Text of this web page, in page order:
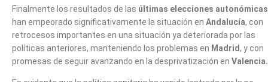
Finalmente los resultados de las últimas elecciones autonómicas
han empeorado significativamente la situación en Andalucía, con
retrocesos importantes en una situación ya deteriorada por las
políticas anteriores, manteniendo los problemas en Madrid, y con
promesas de seguir avanzando en la desprivatización en Valencia.